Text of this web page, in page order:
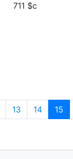
711 $c
13 14 15